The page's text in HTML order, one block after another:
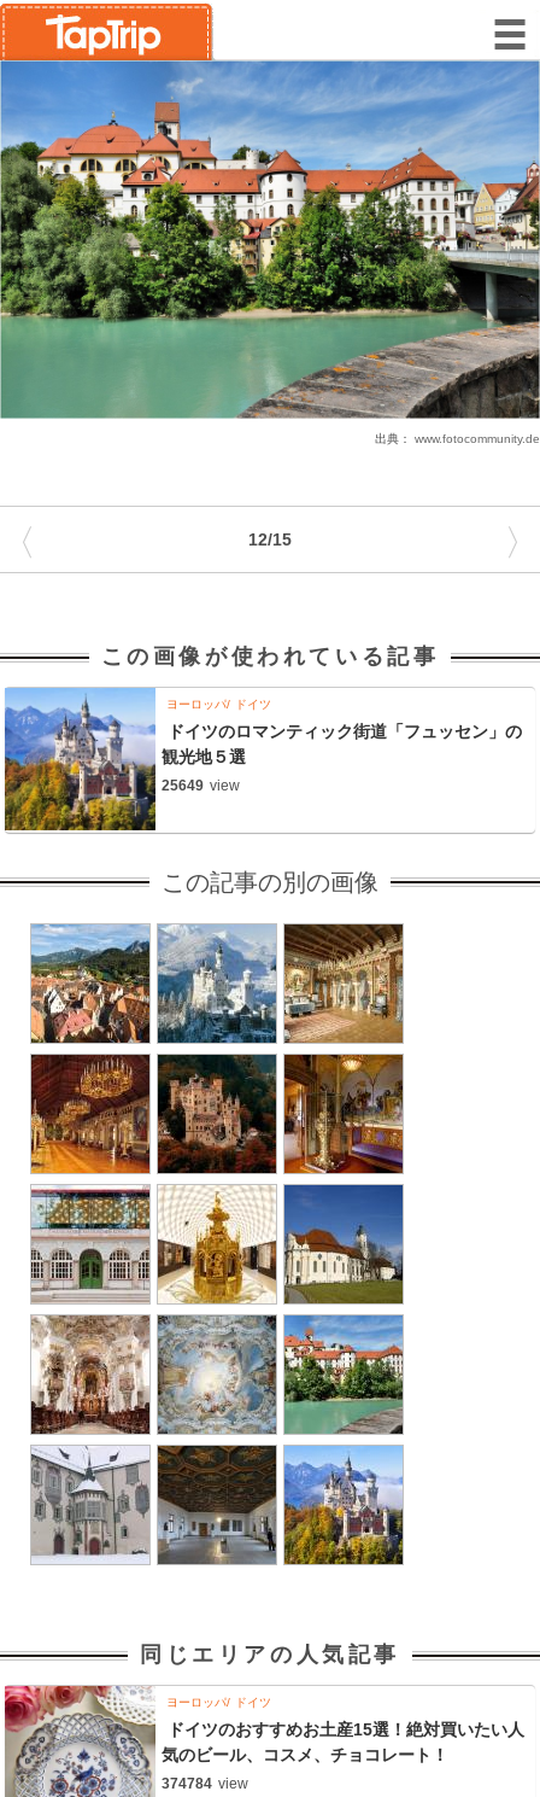
出典： www.fotocommunity.de
12/15
〈 〉
この画像が使われている記事
ヨーロッパ ドイツ
ドイツのロマンティック街道「フュッセン」の
観光地５選
25649 view
この記事の別の画像
同じエリアの人気記事
ヨーロッパ ドイツ
ドイツのおすすめお土産15選！絶対買いたい人
気のビール、コスメ、チョコレート！
374784 view